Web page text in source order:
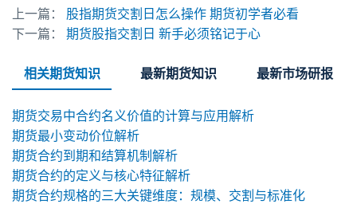
上一篇：
股指期货交割日怎么操作 期货初学者必看
下一篇：
期货股指交割日 新手必须铭记于心
相关期货知识 最新期货知识 最新市场研报
期货交易中合约名义价值的计算与应用解析
期货最小变动价位解析
期货合约到期和结算机制解析
期货合约的定义与核心特征解析
期货合约规格的三大关键维度：规模、交割与标准化